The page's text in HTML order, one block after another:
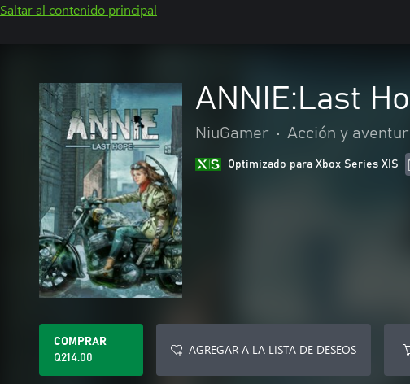
Saltar al contenido principal
ANNIE:Last
NiuGamer • Acción y
Optimizado para Xbox Series X|S
COMPRAR
Q214.00
AGREGAR A LA LISTA DE DESEOS